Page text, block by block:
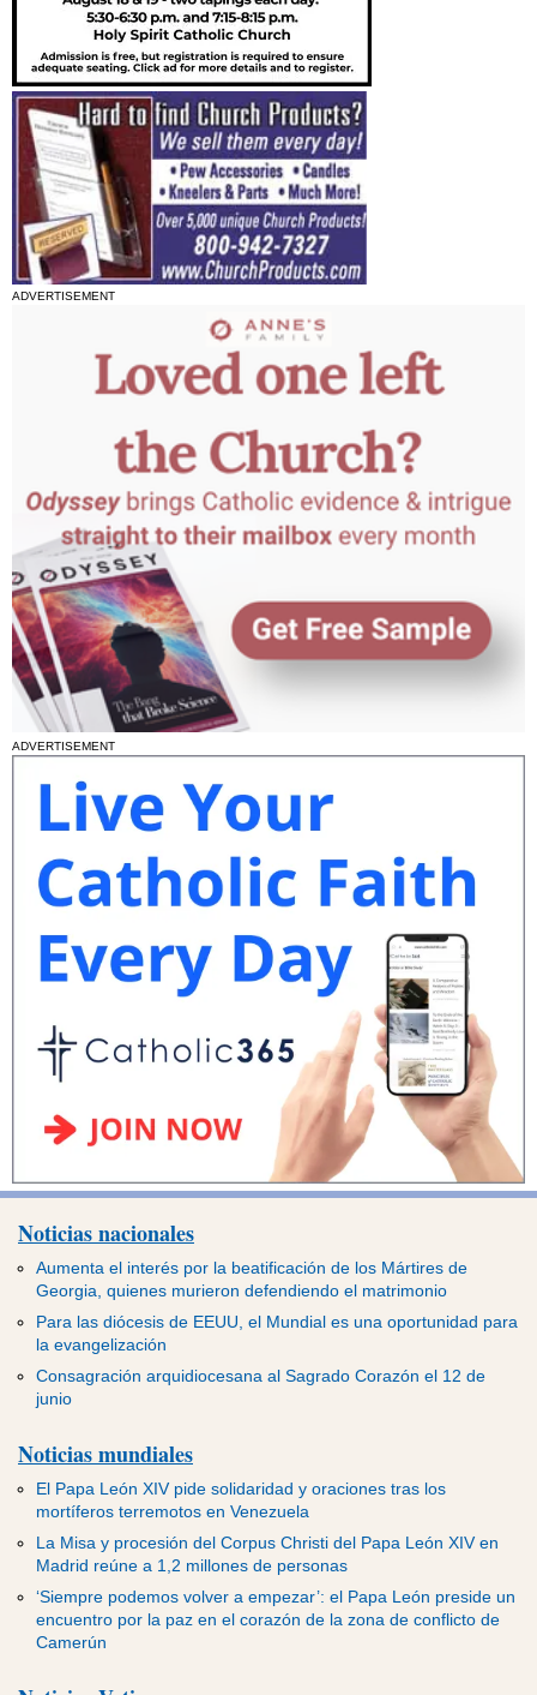
ADVERTISEMENT
ADVERTISEMENT
Noticias nacionales
Aumenta el interés por la beatificación de los Mártires de
Georgia, quienes murieron defendiendo el matrimonio
Para las diócesis de EEUU, el Mundial es una oportunidad para
la evangelización
Consagración arquidiocesana al Sagrado Corazón el 12 de
junio
Noticias mundiales
El Papa León XIV pide solidaridad y oraciones tras los
mortíferos terremotos en Venezuela
La Misa y procesión del Corpus Christi del Papa León XIV en
Madrid reúne a 1,2 millones de personas
‘Siempre podemos volver a empezar’: el Papa León preside un
encuentro por la paz en el corazón de la zona de conflicto de
Camerún